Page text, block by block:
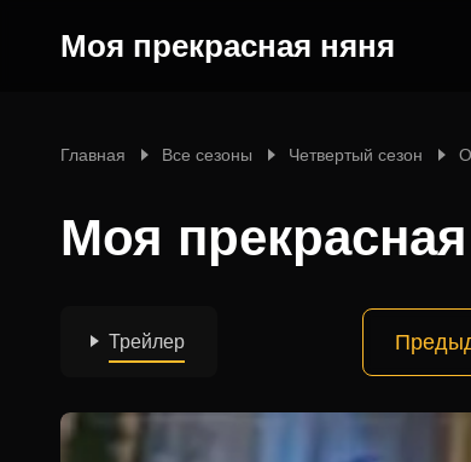
Моя прекрасная няня
Главная Все сезоны Четвертый сезон
Моя
Трейлер